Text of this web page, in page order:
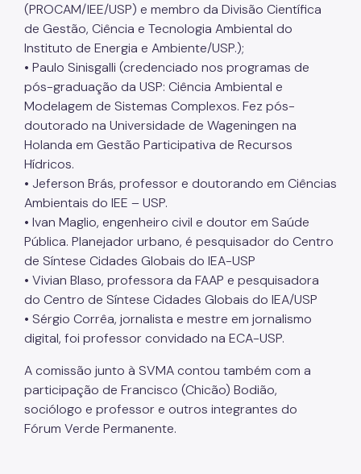
(PROCAM/IEE/USP) e membro da Divisão Científica
de Gestão, Ciência e Tecnologia Ambiental do
Instituto de Energia e Ambiente/USP.);
• Paulo Sinisgalli (credenciado nos programas de
pós-graduação da USP: Ciência Ambiental e
Modelagem de Sistemas Complexos. Fez pós-
doutorado na Universidade de Wageningen na
Holanda em Gestão Participativa de Recursos
Hídricos.
• Jeferson Brás, professor e doutorando em Ciências
Ambientais do IEE – USP.
• Ivan Maglio, engenheiro civil e doutor em Saúde
Pública. Planejador urbano, é pesquisador do Centro
de Síntese Cidades Globais do IEA-USP
• Vivian Blaso, professora da FAAP e pesquisadora
do Centro de Síntese Cidades Globais do IEA/USP
• Sérgio Corrêa, jornalista e mestre em jornalismo
digital, foi professor convidado na ECA-USP.
A comissão junto à SVMA contou também com a
participação de Francisco (Chicão) Bodião,
sociólogo e professor e outros integrantes do
Fórum Verde Permanente.